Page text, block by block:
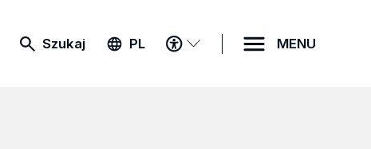
Szukaj PL
MENU
DOSTĘPNOŚCI
MENU